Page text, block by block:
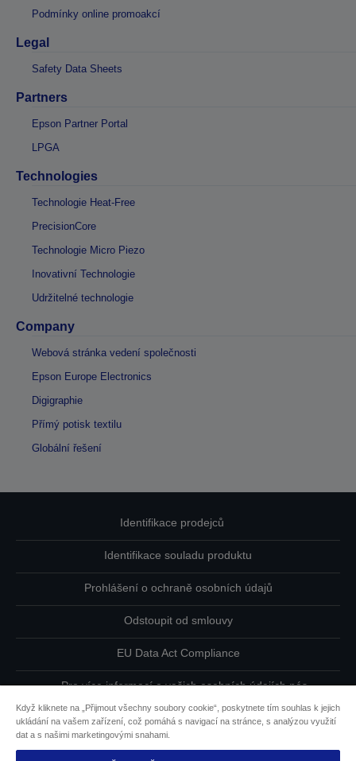
Podmínky online promoakcí
Legal
Safety Data Sheets
Partners
Epson Partner Portal
LPGA
Technologies
Technologie Heat-Free
PrecisionCore
Technologie Micro Piezo
Inovativní Technologie
Udržitelné technologie
Company
Webová stránka vedení společnosti
Epson Europe Electronics
Digigraphie
Přímý potisk textilu
Globální řešení
Identifikace prodejců
Identifikace souladu produktu
Prohlášení o ochraně osobních údajů
Odstoupit od smlouvy
EU Data Act Compliance
Pro více informací o vašich osobních údajích nás
kontaktujte
Informace o souborech cookie
Když kliknete na „Přijmout všechny soubory cookie“, poskytnete tím souhlas k jejich
ukládání na vašem zařízení, což pomáhá s navigací na stránce, s analýzou využití
dat a s našimi marketingovými snahami.